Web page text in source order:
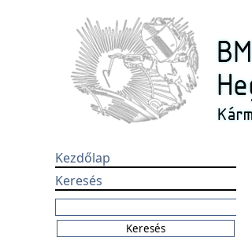
Kezdőlap
Keresés